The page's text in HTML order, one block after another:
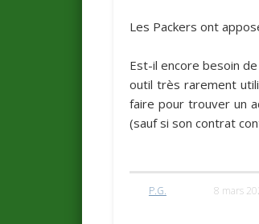
Les Packers ont
Est-il encore besoin
outil très rarement
faire pour trouver un
(sauf si son contrat
P.G. 8 mars